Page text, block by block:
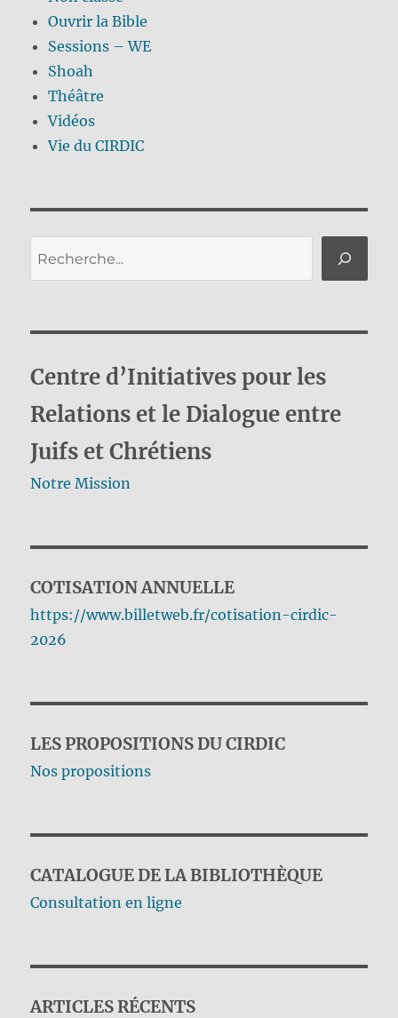
Ouvrir la Bible
Sessions – WE
Shoah
Théâtre
Vidéos
Vie du CIRDIC
Centre d’Initiatives pour les
Relations et le Dialogue entre
Juifs et Chrétiens
Notre Mission
COTISATION ANNUELLE
https://www.billetweb.fr/cotisation-cirdic-
2026
LES PROPOSITIONS DU CIRDIC
Nos propositions
CATALOGUE DE LA BIBLIOTHÈQUE
Consultation en ligne
ARTICLES RÉCENTS